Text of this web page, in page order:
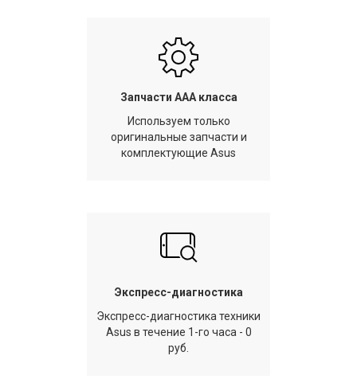
Запчасти AAA класса
Используем только
оригинальные запчасти и
комплектующие Asus
Экспресс-диагностика
Экспресс-диагностика техники
Asus в течение 1-го часа - 0
руб.